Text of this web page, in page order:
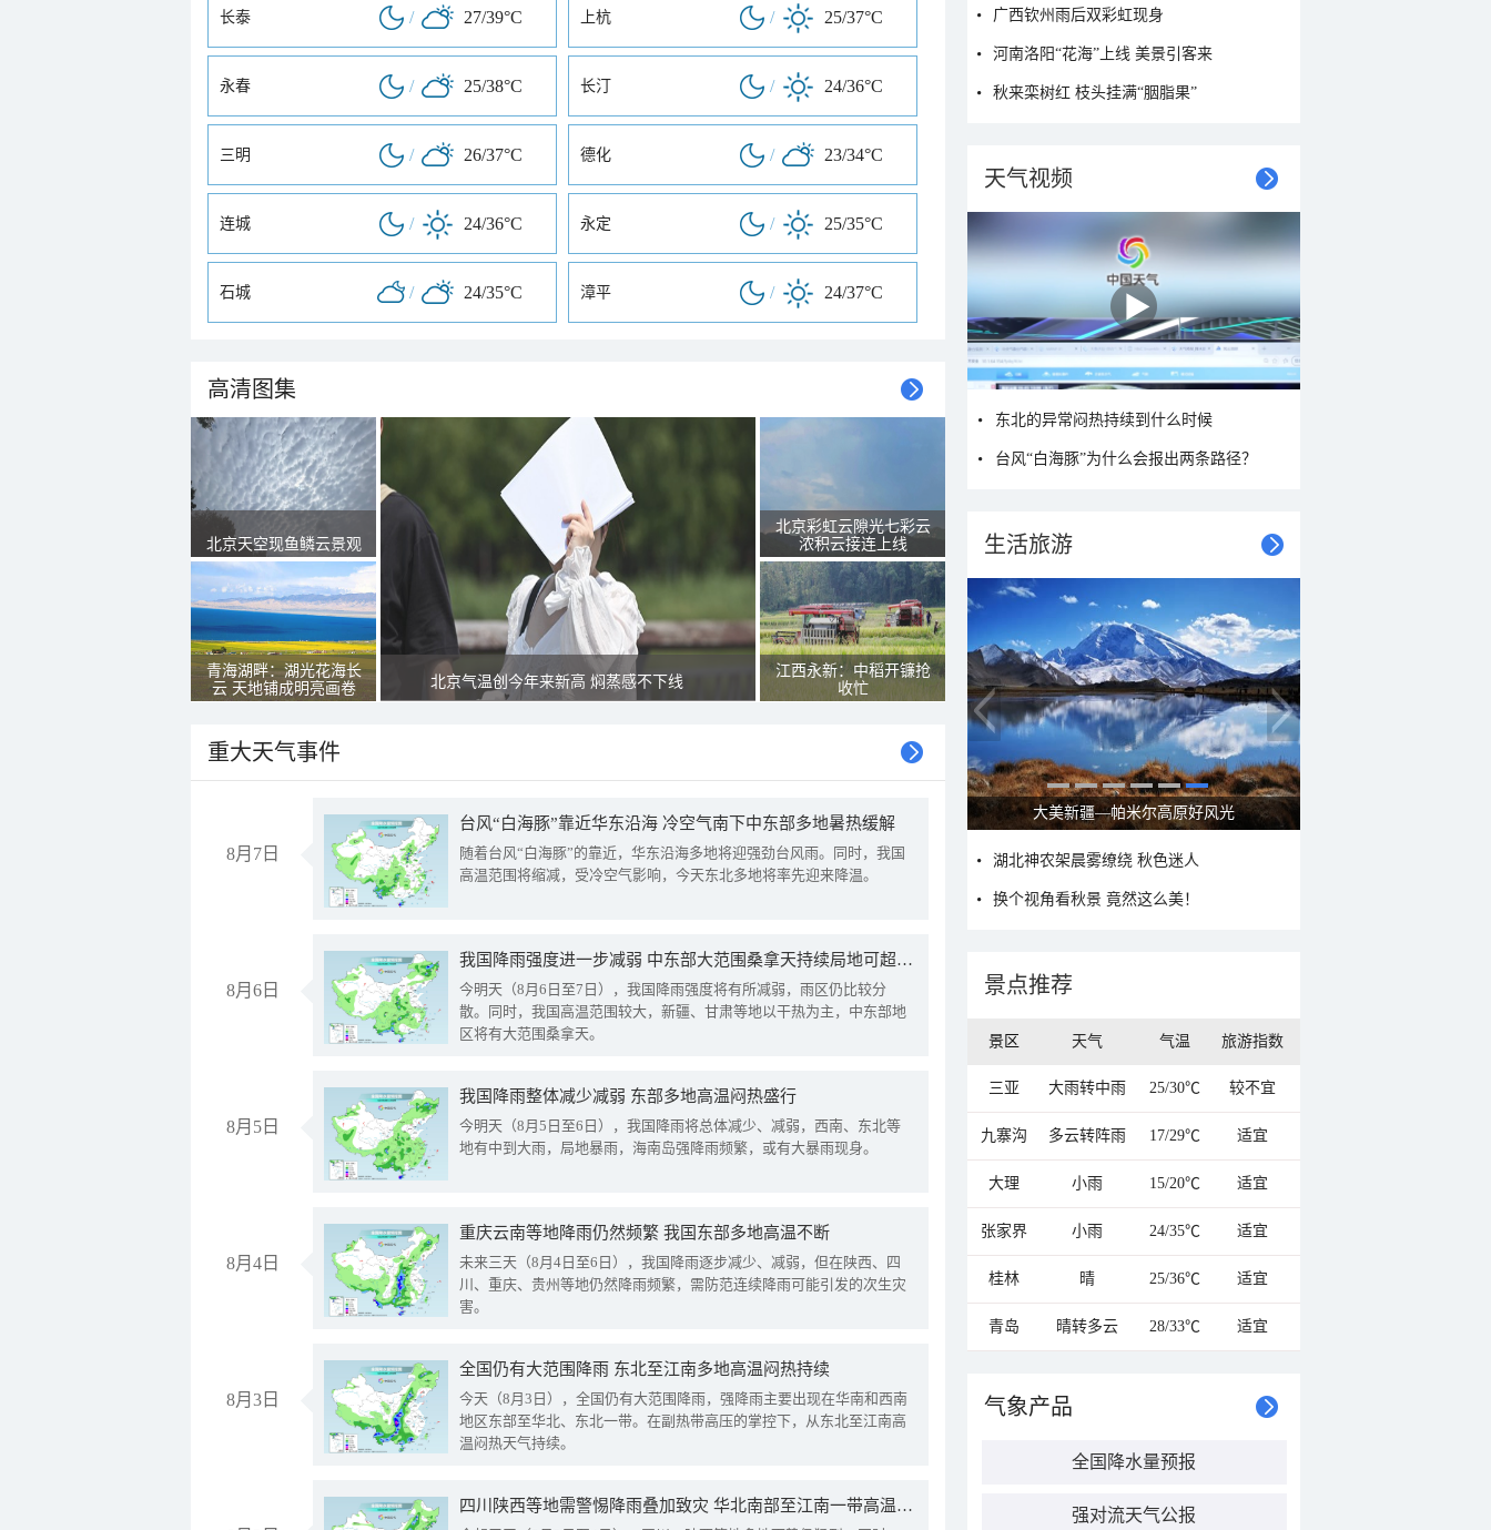
长泰 / 27/39°C 上杭 / 25/37°C
永春 / 25/38°C 长汀 / 24/36°C
三明 / 26/37°C 德化 / 23/34°C
连城 / 24/36°C 永定 / 25/35°C
石城 / 24/35°C 漳平 / 24/37°C
高清图集
北京天空现鱼鳞云景观
青海湖畔：湖光花海长
云 天地铺成明亮画卷
北京气温创今年来新高 焖蒸感不下线
北京彩虹云隙光七彩云
浓积云接连上线
江西永新：中稻开镰抢
收忙
重大天气事件
8月7日
台风“白海豚”靠近华东沿海 冷空气南下中东部多地暑热缓解
随着台风“白海豚”的靠近，华东沿海多地将迎强劲台风雨。同时，我国
高温范围将缩减，受冷空气影响，今天东北多地将率先迎来降温。
8月6日
我国降雨强度进一步减弱 中东部大范围桑拿天持续局地可超38℃
今明天（8月6日至7日），我国降雨强度将有所减弱，雨区仍比较分
散。同时，我国高温范围较大，新疆、甘肃等地以干热为主，中东部地
区将有大范围桑拿天。
8月5日
我国降雨整体减少减弱 东部多地高温闷热盛行
今明天（8月5日至6日），我国降雨将总体减少、减弱，西南、东北等
地有中到大雨，局地暴雨，海南岛强降雨频繁，或有大暴雨现身。
8月4日
重庆云南等地降雨仍然频繁 我国东部多地高温不断
未来三天（8月4日至6日），我国降雨逐步减少、减弱，但在陕西、四
川、重庆、贵州等地仍然降雨频繁，需防范连续降雨可能引发的次生灾
害。
8月3日
全国仍有大范围降雨 东北至江南多地高温闷热持续
今天（8月3日），全国仍有大范围降雨，强降雨主要出现在华南和西南
地区东部至华北、东北一带。在副热带高压的掌控下，从东北至江南高
温闷热天气持续。
四川陕西等地需警惕降雨叠加致灾 华北南部至江南一带高温频现
广西钦州雨后双彩虹现身
河南洛阳“花海”上线 美景引客来
秋来栾树红 枝头挂满“胭脂果”
天气视频
东北的异常闷热持续到什么时候
台风“白海豚”为什么会报出两条路径？
生活旅游
立秋节气：北方逐渐转凉 南方暑热仍盛
湖北神农架晨雾缭绕 秋色迷人
换个视角看秋景 竟然这么美！
景点推荐
景区 天气 气温 旅游指数
三亚 大雨转中雨 25/30℃ 较不宜
九寨沟 多云转阵雨 17/29℃ 适宜
大理 小雨 15/20℃ 适宜
张家界 小雨 24/35℃ 适宜
桂林 晴 25/36℃ 适宜
青岛 晴转多云 28/33℃ 适宜
气象产品
全国降水量预报
强对流天气公报